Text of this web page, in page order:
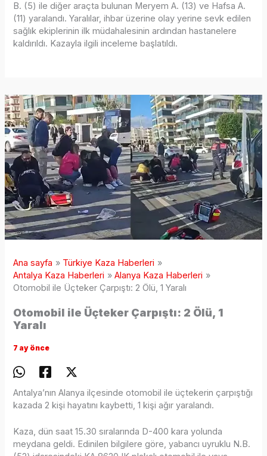
B. (5) ile diğer araçta bulunan Meryem A. (13) ve Hafsa A.
(11) yaralandı. Yaralılar, ihbar üzerine olay yerine sevk edilen
sağlık ekiplerinin ilk müdahalesinin ardından hastanelere
kaldırıldı. Kazayla ilgili inceleme başlatıldı.
Ana sayfa
Türkiye Kaza Haberleri
Antalya Kaza Haberleri
Alanya Kaza Haberleri
Otomobil ile Üçteker Çarpıştı: 2 Ölü, 1 Yaralı
Otomobil ile Üçteker Çarpıştı: 2 Ölü, 1
Yaralı
7 ay önce
Antalya’nın Alanya ilçesinde otomobil ile üçtekerin çarpıştığı
kazada 2 kişi hayatını kaybetti, 1 kişi ağır yaralandı.
Kaza, dün saat 15.30 sıralarında D-400 kara yolunda
meydana geldi. Edinilen bilgilere göre, yabancı uyruklu N.B.